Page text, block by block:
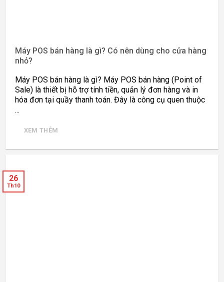
Máy POS bán hàng là gì? Có nên dùng cho cửa hàng
nhỏ?
Máy POS bán hàng là gì? Máy POS bán hàng (Point of
Sale) là thiết bị hỗ trợ tính tiền, quản lý đơn hàng và in
hóa đơn tại quầy thanh toán. Đây là công cụ quen thuộc
...
XEM THÊM
26
Th10